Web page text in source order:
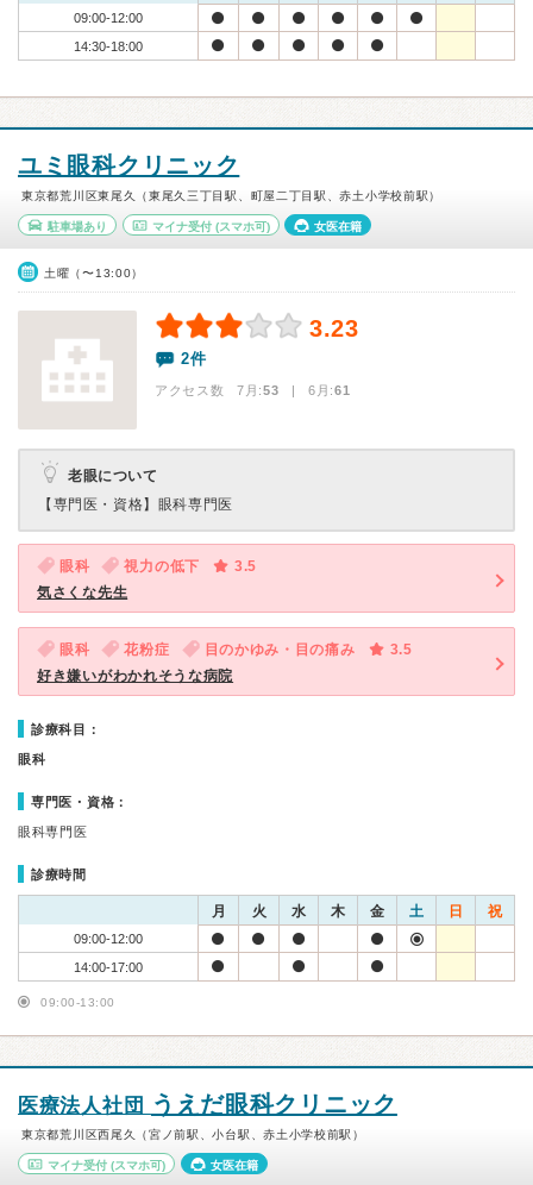
09:00-12:00
14:30-18:00
ユミ眼科クリニック
東京都荒川区東尾久（東尾久三丁目駅、町屋二丁目駅、赤土小学校前駅）
駐車場あり マイナ受付(スマホ可) 女医在籍
土曜（〜13:00）
3.23
2件
アクセス数 7月:53 | 6月:61
老眼について
【専門医・資格】 眼科専門医
眼科 視力の低下
3.5
気さくな先生
眼科 花粉症 目のかゆみ・目の痛み
3.5
好き嫌いがわかれそうな病院
診療科目：
眼科
専門医・資格：
眼科専門医
診療時間
月 火 水 木 金 土 日 祝
09:00-12:00
14:00-17:00
09:00-13:00
医療法人社団 うえだ眼科クリニック
東京都荒川区西尾久（宮ノ前駅、小台駅、赤土小学校前駅）
マイナ受付 (スマホ可) 女医在籍